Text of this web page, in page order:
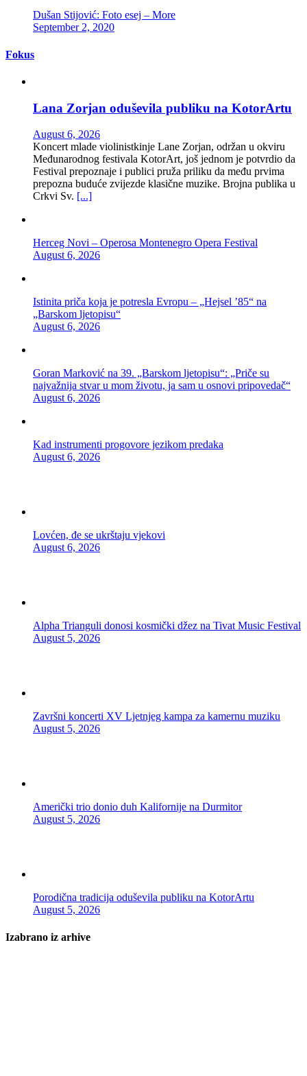
Dušan Stijović: Foto esej – More
September 2, 2020
Fokus
Lana Zorjan oduševila publiku na KotorArtu
August 6, 2026
Koncert mlade violinistkinje Lane Zorjan, održan u okviru
Međunarodnog festivala KotorArt, još jednom je potvrdio da
Festival prepoznaje i publici pruža priliku da među prvima
prepozna buduće zvijezde klasične muzike. Brojna publika u
Crkvi Sv. [...]
Herceg Novi – Operosa Montenegro Opera Festival
August 6, 2026
Istinita priča koja je potresla Evropu – „Hejsel ’85“ na
„Barskom ljetopisu“
August 6, 2026
Goran Marković na 39. „Barskom ljetopisu“: „Priče su
najvažnija stvar u mom životu, ja sam u osnovi pripovedač“
August 6, 2026
Kad instrumenti progovore jezikom predaka
August 6, 2026
Lovćen, đe se ukrštaju vjekovi
August 6, 2026
Alpha Trianguli donosi kosmički džez na Tivat Music Festival
August 5, 2026
Završni koncerti XV Ljetnjeg kampa za kamernu muziku
August 5, 2026
Američki trio donio duh Kalifornije na Durmitor
August 5, 2026
Porodična tradicija oduševila publiku na KotorArtu
August 5, 2026
Izabrano iz arhive